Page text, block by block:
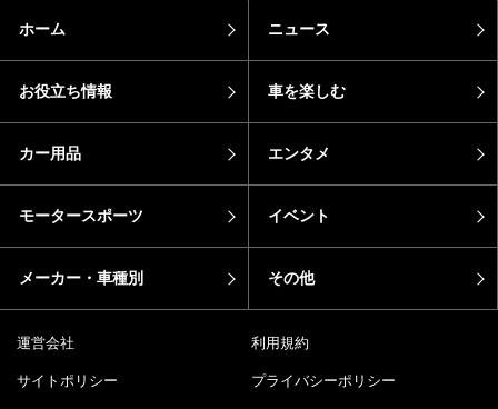
ホーム ニュース
お役立ち情報 車を楽しむ
カー用品 エンタメ
モータースポーツ イベント
メーカー・車種別 その他
運営会社 利用規約
サイトポリシー プライバシーポリシー